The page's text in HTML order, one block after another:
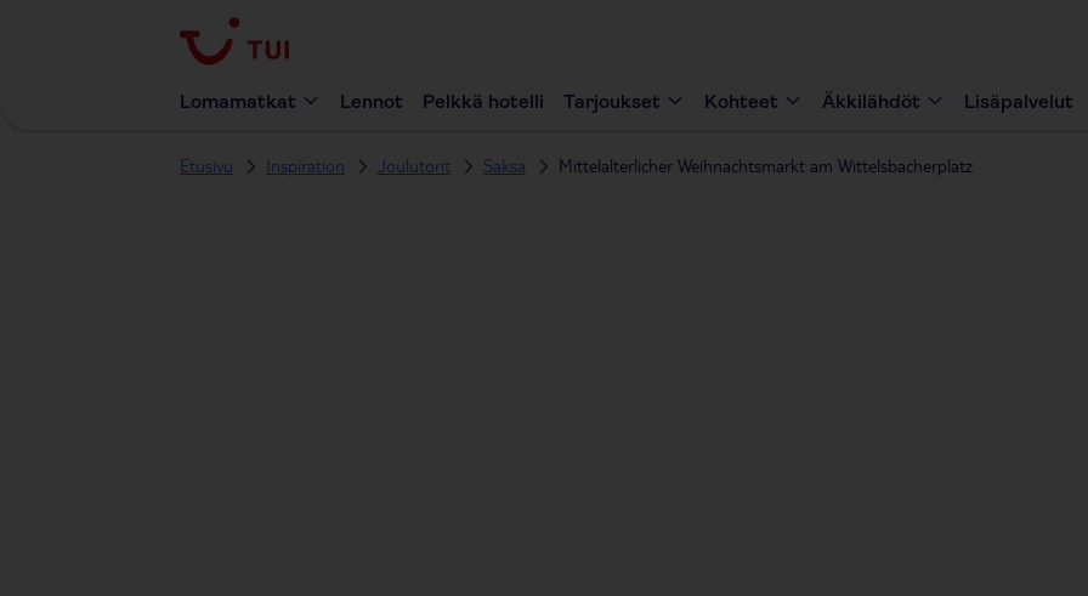
Lomamatkat Lennot Pelkkä hotelli Tarjoukset Kohteet Äkkilähdöt Lisäpalvelut
Etusivu Inspiration Joulutorit Saksa Mittelalterlicher Weihnachtsmarkt am Wittelsbacherplatz